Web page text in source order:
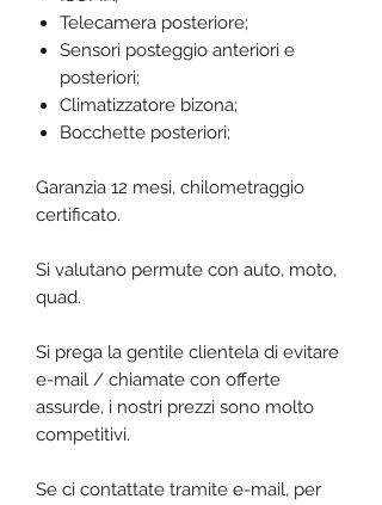
Telecamera posteriore;
Sensori posteggio anteriori e
posteriori;
Climatizzatore bizona;
Bocchette posteriori;
Garanzia 12 mesi, chilometraggio
certificato.
Si valutano permute con auto, moto,
quad.
Si prega la gentile clientela di evitare
e-mail / chiamate con offerte
assurde, i nostri prezzi sono molto
competitivi.
Se ci contattate tramite e-mail, per